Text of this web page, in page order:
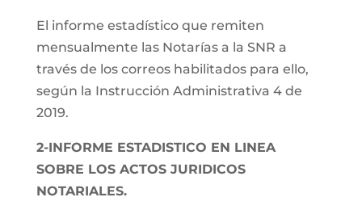
El informe estadístico que remiten
mensualmente las Notarías a la SNR a
través de los correos habilitados para ello,
según la Instrucción Administrativa 4 de
2019.
2-INFORME ESTADISTICO EN LINEA
SOBRE LOS ACTOS JURIDICOS
NOTARIALES.